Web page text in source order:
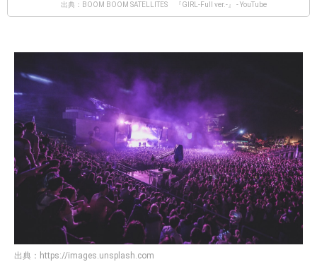
出典：BOOM BOOM SATELLITES 『GIRL-Full ver.-』 - YouTube
出典： https://images.unsplash.com